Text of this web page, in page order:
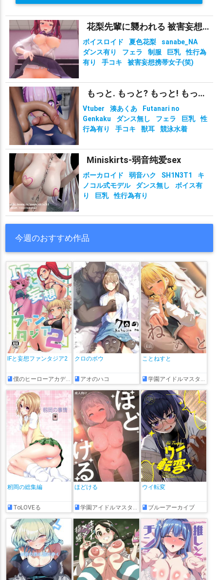
花梨先輩に襲われる 被害妄想携帯女子（笑）
ボイスロイド 夏色花梨
sanabe_NA
ダンス有り
フェラ 制服 巨乳
性行為
有り
手コキ 被害妄想携帯女子(笑)
もっと. もっと? もっと! もっと!?!?
Vtuber 湊あくあ
Futanari no
Genkaku
ダンス無し フェラ 巨乳
性
行為有り
手コキ 獣耳 競泳水着
Miniskirts-弱音纯爱sex
ボーカロイド 弱音ハク SH1N3T1
キ
ノコル式モデル
ダンス無し
ボイス有
り
巨乳 性行為有り
今週のおすすめ作品
IFと妄想ファンタジア2
僕のヒーローアカデミア
クロのボウ
アオのハコ
ことねすと
学園アイドルマスター
籾岡の総集編
ToLOVEる
ほどける
学園アイドルマスター
ウイ転変
ブルーアーカイブ